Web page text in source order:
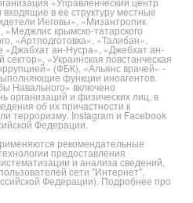
в ее структуру местные
Иеговы», «Мизантропик
крымско-татарского
«Артподготовка», «Талибан»,
ан-Нусра», «Джебхат ан-
«Украинская повстанческая
(ФБК), «Альянс врачей» -
функции иноагентов.
Навального» включено
организаций и физических лиц, в
об их причастности к
терроризму. Instagram и Facebook
Федерации.
рекомендательные
предоставления
и анализа сведений,
сети "Интернет",
Федерации). Подробнее про